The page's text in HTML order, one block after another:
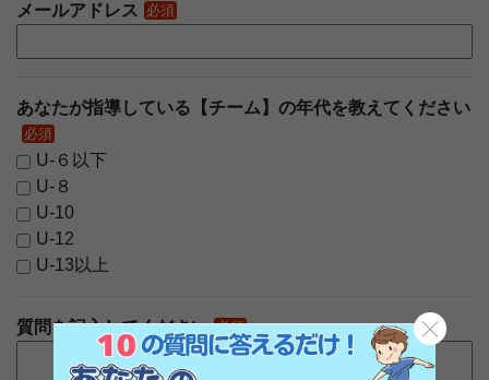
メールアドレス 必須
あなたが指導している【チーム】の年代を教えてください
必須
U-６以下
U-８
U-10
U-12
U-13以上
質問を記入してください 必須